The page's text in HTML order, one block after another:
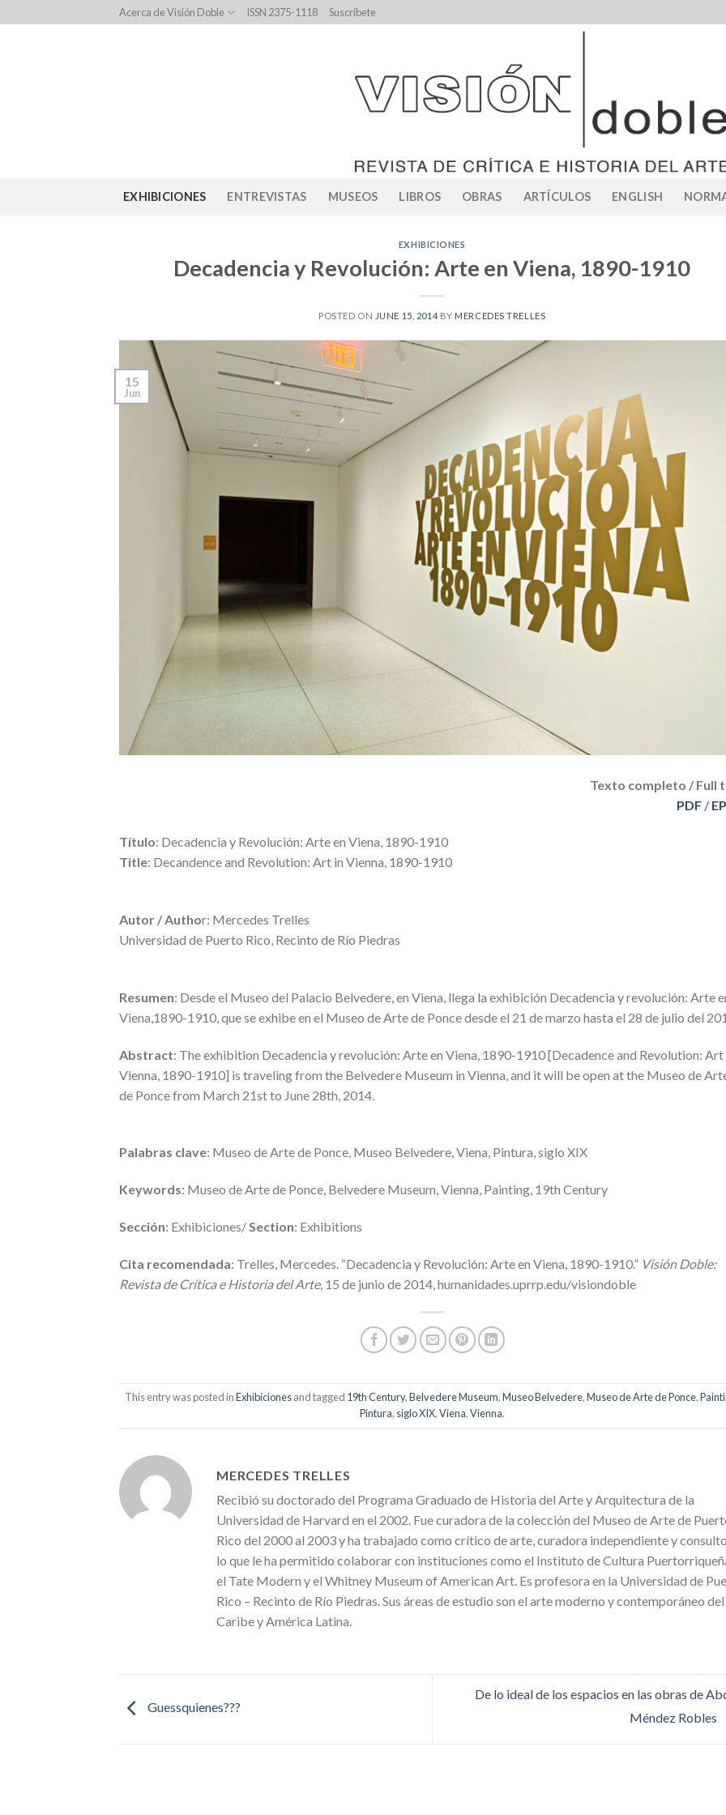
to
Acerca de Visión Doble ISSN 2375-1118 Suscríbete
EXHIBICIONES ENTREVISTAS MUSEOS LIBROS OBRAS ARTÍCULOS ENGLISH
EXHIBICIONES
Decadencia y Revolución: Arte en Viena, 1890-1910
POSTED ON JUNE 15, 2014 BY MERCEDES TRELLES
15
Jun
Texto completo / Full
PDF /
Título: Decadencia y Revolución: Arte en Viena, 1890-1910
Title: Decandence and Revolution: Art in Vienna, 1890-1910
Autor / Author: Mercedes Trelles
Universidad de Puerto Rico, Recinto de Río Piedras
Resumen: Desde el Museo del Palacio Belvedere, en Viena, llega la exhibición Decadencia y revolución: Arte
Viena,1890-1910, que se exhibe en el Museo de Arte de Ponce desde el 21 de marzo hasta el 28 de julio del
Abstract: The exhibition Decadencia y revolución: Arte en Viena, 1890-1910 [Decadence and Revolution: Art
Vienna, 1890-1910] is traveling from the Belvedere Museum in Vienna, and it will be open at the Museo de
de Ponce from March 21st to June 28th, 2014.
Palabras clave: Museo de Arte de Ponce, Museo Belvedere, Viena, Pintura, siglo XIX
Keywords: Museo de Arte de Ponce, Belvedere Museum, Vienna, Painting, 19th Century
Sección: Exhibiciones/Section: Exhibitions
Cita recomendada: Trelles, Mercedes. “Decadencia y Revolución: Arte en Viena, 1890-1910.” Visión Doble:
Revista de Crítica e Historia del Arte, 15 de junio de 2014, humanidades.uprrp.edu/visiondoble
This entry was posted inExhibicionesand tagged 19th Century,Belvedere Museum,Museo Belvedere,Museo de Arte de Ponce,
Pintura, siglo XIX,Viena,Vienna.
MERCEDES TRELLES
Recibió su doctorado del Programa Graduado de Historia del Arte y Arquitectura de la
Universidad de Harvard en el 2002. Fue curadora de la colección del Museo de Arte de
Rico del 2000 al 2003 y ha trabajado como crítico de arte, curadora independiente y
lo que le ha permitido colaborar con instituciones como el Instituto de Cultura
el Tate Modern y el Whitney Museum of American Art. Es profesora en la Universidad de
Rico – Recinto de Río Piedras. Sus áreas de estudio son el arte moderno y contemporáneo del
Caribe y América Latina.
Guessquienes???
De lo ideal de los espacios en las obras de
Méndez Robles